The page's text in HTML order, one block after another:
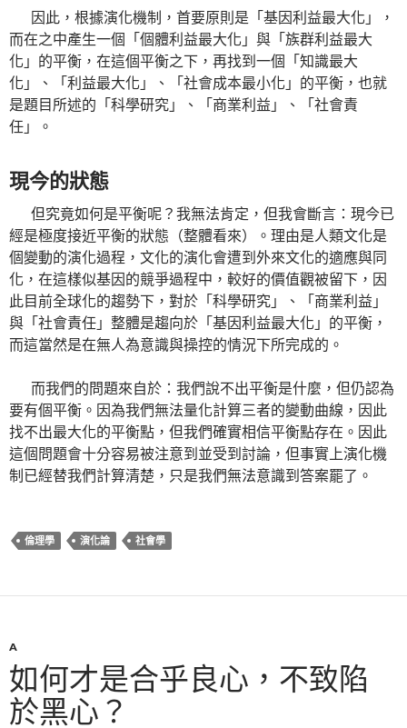
因此，根據演化機制，首要原則是「基因利益最大化」，
而在之中產生一個「個體利益最大化」與「族群利益最大
化」的平衡，在這個平衡之下，再找到一個「知識最大
化」、「利益最大化」、「社會成本最小化」的平衡，也就
是題目所述的「科學研究」、「商業利益」、「社會責
任」。
現今的狀態
但究竟如何是平衡呢？我無法肯定，但我會斷言：現今已
經是極度接近平衡的狀態（整體看來）。理由是人類文化是
個變動的演化過程，文化的演化會遭到外來文化的適應與同
化，在這樣似基因的競爭過程中，較好的價值觀被留下，因
此目前全球化的趨勢下，對於「科學研究」、「商業利益」
與「社會責任」整體是趨向於「基因利益最大化」的平衡，
而這當然是在無人為意識與操控的情況下所完成的。
而我們的問題來自於：我們說不出平衡是什麼，但仍認為
要有個平衡。因為我們無法量化計算三者的變動曲線，因此
找不出最大化的平衡點，但我們確實相信平衡點存在。因此
這個問題會十分容易被注意到並受到討論，但事實上演化機
制已經替我們計算清楚，只是我們無法意識到答案罷了。
倫理學 演化論 社會學
A
如何才是合乎良心，不致陷
於黑心？